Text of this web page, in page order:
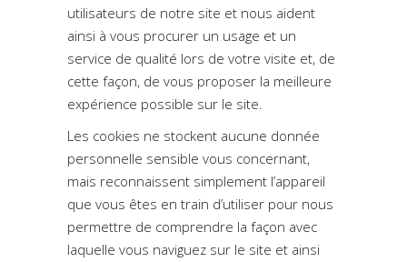
utilisateurs de notre site et nous aident
ainsi à vous procurer un usage et un
service de qualité lors de votre visite et, de
cette façon, de vous proposer la meilleure
expérience possible sur le site.
Les cookies ne stockent aucune donnée
personnelle sensible vous concernant,
mais reconnaissent simplement l’appareil
que vous êtes en train d’utiliser pour nous
permettre de comprendre la façon avec
laquelle vous naviguez sur le site et ainsi